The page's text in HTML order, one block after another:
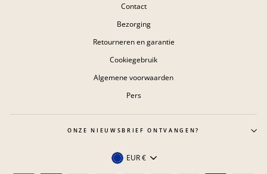
Contact
Bezorging
Retourneren en garantie
Cookiegebruik
Algemene voorwaarden
Pers
ONZE NIEUWSBRIEF ONTVANGEN?
Valuta
EUR €